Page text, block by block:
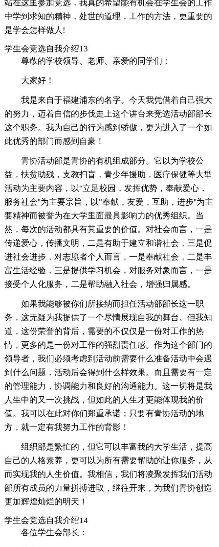
站在这里参加竞选，我真的希望能有机会在学生会的工作
中学到求知的精神，处世的道理，工作的方法，更重要的
是学会怎样做人!
学生会竞选自我介绍13
尊敬的学校领导、老师、亲爱的同学们：
大家好！
我是来自于福建浦东的名字。今天我凭借着自己强大
的努力，迈着自信的步伐走上这个讲台来竞选活动部部长
这个职务。我为自己的行为感到骄傲，更为进入了一个如
此优秀的部门而感到自豪！
青协活动部是青协的有机组成部分。它以为学校公
益，扶贫助残，支教扫盲，青少年援助，医疗保健等大型
活动为主要内容，以"立足校园，发挥优势，奉献爱心，
服务社会''为主要宗旨，以"奉献，友爱，互助，进步''为主
要精神而被誉为在大学里面最具影响力的优秀组织。当
然，每次的活动都具有其重要的价值。对社会而言，一是
传递爱心，传播文明，二是有助于建立和谐社会，三是促
进社会进步，对志愿者个人而言，一是奉献社会，二是丰
富生活经验，三是提供学习机会，对服务对象而言，一是
接受个人化服务，二是帮助融入社会，增强归属感。
如果我能够被你们所接纳而担任活动部部长这一职
务，这无疑为我提供了一个尽情展现自我的舞台。但我知
道，这份荣誉的背后，需要的不仅仅是一份对工作的热
情，更多的是一份对工作的强烈责任感。作为这个部门的
领导者，我们必须考虑到活动前需要什么准备活动中会遇
到什么问题，活动后会得到什么样效果。而且需要有一定
的管理能力，协调能力和良好的沟通能力。这一切将是我
人生中的又一次挑战，但如此的人生才更能体现我的价
值。我可以在此对你们郑重承诺；只要有青协活动的地
方，就一定有我努力工作的背影！
组织部是繁忙的，但它可以丰富我的大学生活，提高
自己的人格素养，更可以为所有需要帮助的让你服务，从
而实现我的人生价值。我相信，我们将凌聚发挥我们活动
部所有成员的力量拼搏进取，继往开来，为我们青协创造
更加辉煌灿烂的明天！
学生会竞选自我介绍14
各位学生会部长：